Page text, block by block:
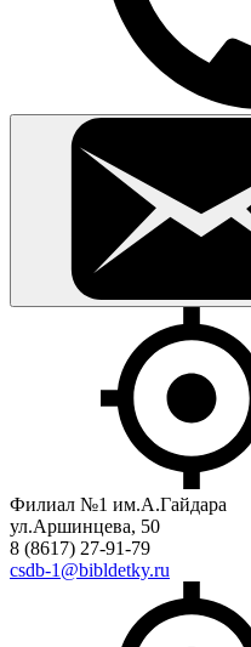
Филиал №1 им.А.Гайдара
ул.Аршинцева, 50
8 (8617) 27-91-79
csdb-1@bibldetky.ru